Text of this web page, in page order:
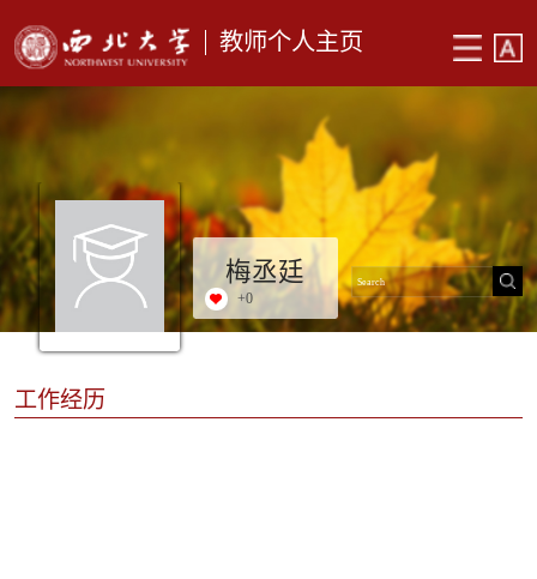
教师个人主页
梅丞廷
+0
工作经历